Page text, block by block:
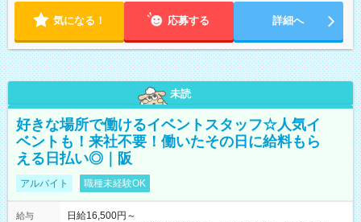
気になる！ 応募する 詳細へ
未読
好きな場所で働けるイベントスタッフ☆人気イ
ベントも！来社不要！働いたその日に給料もら
える日払い◎｜阪
アルバイト 職種未経験OK
給与
日給16,500円～